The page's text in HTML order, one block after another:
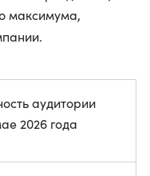
максимума,
аудитории
2026 года